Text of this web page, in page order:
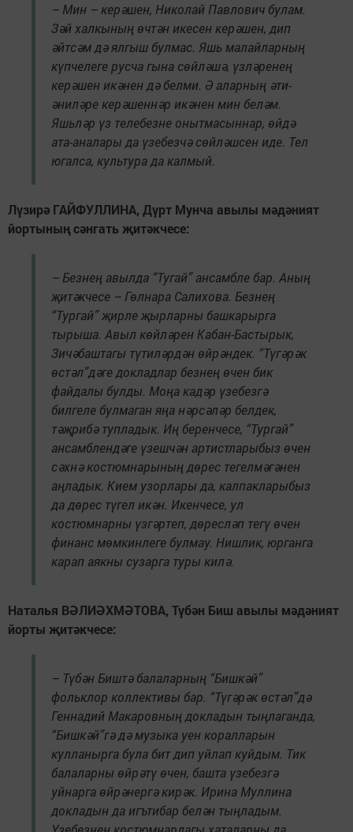
– Мин – керәшен, Николай Павлович булам.
Зәй халкының өчтән икесен керәшен, дип
әйтсәм дә ялгыш булмас. Яшь малайларның
күпчелеге русча гына сөйләшә, үзләренең
керәшен икәнен дә белми. Ә аларның әти-
әниләре керәшеннәр икәнен мин беләм.
Яшьләр үз телебезне онытмасыннар, өйдә
ата-аналары да үзебезчә сөйләшсен иде. Тел
югалса, культура да калмый.
Лүзирә ГАЙФУЛЛИНА, Дүрт Мунча авылы мәдәният
йортының сәнгать җитәкчесе:
– Безнең авылда “Тугай” ансамбле бар. Аның
җитәкчесе – Гөлнара Салихова. Безнең
“Тургай” җирле җырларны башкарырга
тырыша. Авыл көйләрен Кабан-Бастырык,
Зичәбаштагы түтиләрдән өйрәндек. “Түгәрәк
өстәл”дәге докладлар безнең өчен бик
файдалы булды. Моңа кадәр үзебезгә
билгеле булмаган яңа нәрсәләр белдек,
тәҗрибә тупладык. Иң беренчесе, “Тургай”
ансамблендәге үзешчән артистларыбыз өчен
сәхнә костюмнарының дөрес тегелмәгәнен
аңладык. Кием узорлары да, калпакларыбыз
да дөрес түгел икән. Икенчесе, ул
костюмнарны үзгәртеп, дөресләп тегү өчен
финанс мөмкинлеге булмау. Нишлик, юрганга
карап аякны сузарга туры килә.
Наталья ВӘЛИӘХМӘТОВА, Түбән Биш авылы мәдәният
йорты җитәкчесе:
– Түбән Биштә балаларның “Бишкәй”
фольклор коллективы бар. “Түгәрәк өстәл”дә
Геннадий Макаровның докладын тыңлаганда,
“Бишкәй”гә дә музыка уен коралларын
кулланырга була бит дип уйлап куйдым. Тик
балаларны өйрәтү өчен, башта үзебезгә
уйнарга өйрәнергә кирәк. Ирина Муллина
докладын да игътибар белән тыңладым.